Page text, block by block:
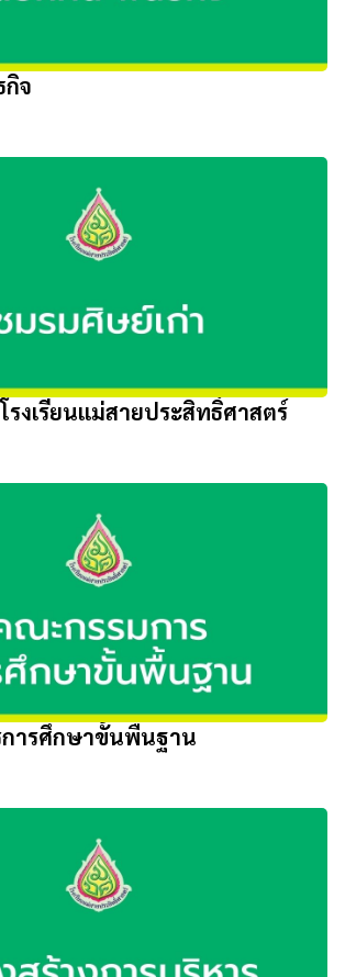
จ
รงเรียนแม่สายประสิทธิ์ศาสตร์
ารศึกษาขั้นพื้นฐาน